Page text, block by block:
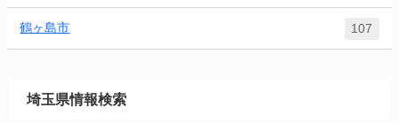
鶴ヶ島市 107
埼玉県情報検索